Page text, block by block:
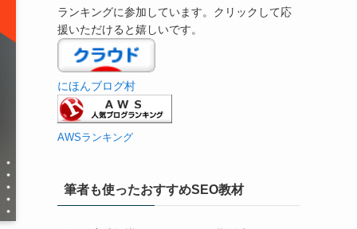
ランキングに参加しています。クリックして応
援いただけると嬉しいです。
にほんブログ村
AWSランキング
筆者も使ったおすすめSEO教材